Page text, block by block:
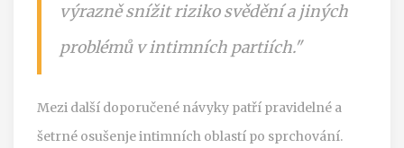
výrazně snížit riziko svědění a jiných
problémů v intimních partiích."
Mezi další doporučené návyky patří pravidelné a
šetrné osušenje intimních oblastí po sprchování.